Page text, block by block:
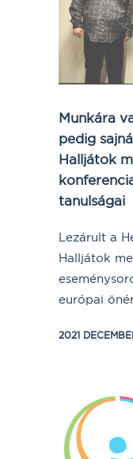
Munkára
pedig
Halljátok
tanulságai
Lezárult a
Halljátok
európai
2021